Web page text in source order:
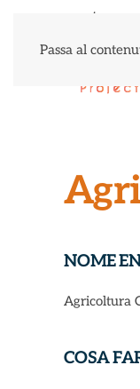
Passa al
NOME
Agricoltura
COSA